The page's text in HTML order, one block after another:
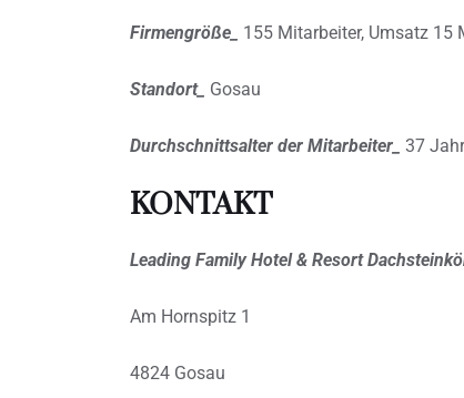
Firmengröße_ 155 Mitarbeiter, Umsatz 15
Standort_ Gosau
Durchschnittsalter der Mitarbeiter_ 37
KONTAKT
Leading Family Hotel & Resort
Am Hornspitz 1
4824 Gosau